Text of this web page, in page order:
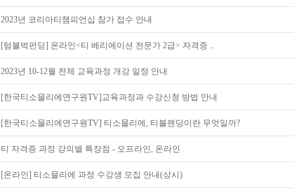
2023년 코리아티챔피언십 참가 접수 안내
[텀블벅펀딩] 온라인<티 베리에이션 전문가 2급> 자격증 ..
2023년 10-12월 전체 교육과정 개강 일정 안내
[한국티소믈리에연구원TV]교육과정과 수강신청 방법 안내
[한국티소믈리에연구원TV] 티소믈리에, 티블렌딩이란 무엇일까?
티 자격증 과정 강의별 특장점 - 오프라인, 온라인
[온라인] 티소믈리에 과정 수강생 모집 안내(상시)